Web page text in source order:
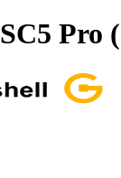
SC5 Pro (